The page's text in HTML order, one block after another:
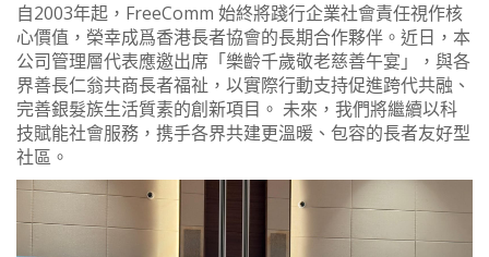
自2003年起，FreeComm 始終將踐行企業社會責任視作核
心價值，榮幸成爲香港長者協會的長期合作夥伴。近日，本
公司管理層代表應邀出席「樂齡千歲敬老慈善午宴」，與各
界善長仁翁共商長者福祉，以實際行動支持促進跨代共融、
完善銀髮族生活質素的創新項目。 未來，我們將繼續以科
技賦能社會服務，携手各界共建更溫暖、包容的長者友好型
社區。